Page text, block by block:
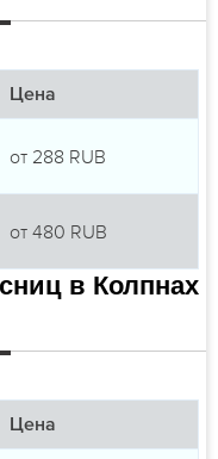
Цена
от 288 RUB
от 480 RUB
в Колпнах
Цена